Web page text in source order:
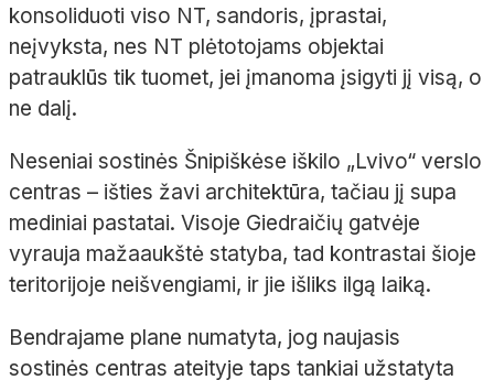
konsoliduoti viso NT, sandoris, įprastai,
neįvyksta, nes NT plėtotojams objektai
patrauklūs tik tuomet, jei įmanoma įsigyti jį visą, o
ne dalį.
Neseniai sostinės Šnipiškėse iškilo „Lvivo“ verslo
centras – išties žavi architektūra, tačiau jį supa
mediniai pastatai. Visoje Giedraičių gatvėje
vyrauja mažaaukštė statyba, tad kontrastai šioje
teritorijoje neišvengiami, ir jie išliks ilgą laiką.
Bendrajame plane numatyta, jog naujasis
sostinės centras ateityje taps tankiai užstatyta